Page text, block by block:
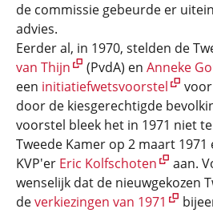
de commissie gebeurde er
advies.
Eerder al, in 1970, stelden de
van Thijn
(PvdA) en Anneke
een initiatiefwetsvoorstel
door de kiesgerechtigde
voorstel bleek het in 1971 niet
Tweede Kamer op 2 maart 1971
KVP'er Eric Kolfschoten
aan.
wenselijk dat de nieuwgekozen
deverkiezingen van 1971